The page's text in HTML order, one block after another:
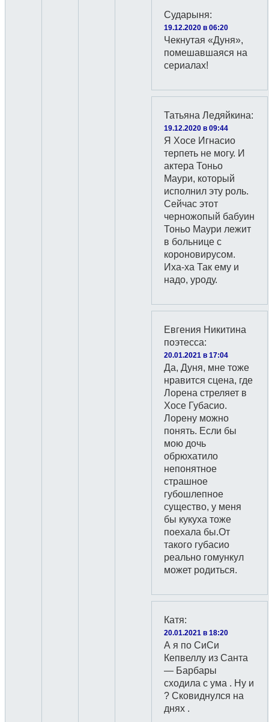
Сударыня:
19.12.2020 в 06:20
Чекнутая «Дуня»,
помешавшаяся на
сериалах!
Татьяна Ледяйкина:
19.12.2020 в 09:44
Я Хосе Игнасио
терпеть не могу. И
актера Тоньо
Маури, который
исполнил эту роль.
Сейчас этот
черножопый бабуин
Тоньо Маури лежит
в больнице с
короновирусом.
Иха-ха Так ему и
надо, уроду.
Евгения Никитина
поэтесса:
20.01.2021 в 17:04
Да, Дуня, мне тоже
нравится сцена, где
Лорена стреляет в
Хосе Губасио.
Лорену можно
понять. Если бы
мою дочь
обрюхатило
непонятное
страшное
губошлепное
существо, у меня
бы кукуха тоже
поехала бы.От
такого губасио
реально гомункул
может родиться.
Катя:
20.01.2021 в 18:20
А я по СиСи
Кепвеллу из Санта
— Барбары
сходила с ума . Ну и
? Сковиднулся на
днях .